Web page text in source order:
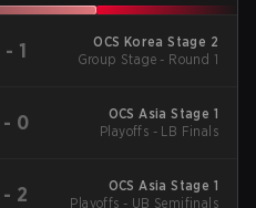
- 1
OCS Korea Stage 2
Group Stage - Round 1
- 0
OCS Asia Stage 1
Playoffs - LB Finals
- 2
OCS Asia Stage 1
Playoffs - UB Semifinals